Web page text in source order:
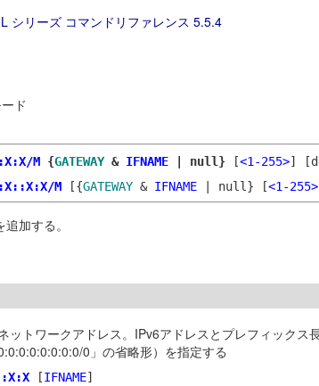
シリーズ コマンドリファレンス 5.5.4
ド
M {GATEWAY& IFNAME | null} [<1-255>]
M [{GATEWAY & IFNAME | null} [<1-255>
加する。
ットワークアドレス。IPv6アドレスとプレフィックス
0:0:0:0:0:0:0:0/0」の省略形）を指定する
[IFNAME]